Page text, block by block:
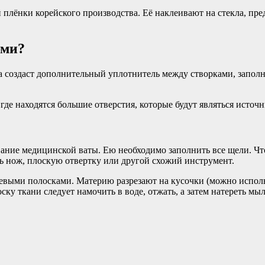
корейского производства. Её наклеивают на стекла,
дополнительный уплотнитель между створками,
находятся большие отверстия, которые будут являться
медицинской ваты. Ею необходимо заполнить все щели.
нож, плоскую отвертку или другой схожий инструмент.
полосками. Материю разрезают на кусочки (можно
ткани следует намочить в воде, отжать, а затем натереть